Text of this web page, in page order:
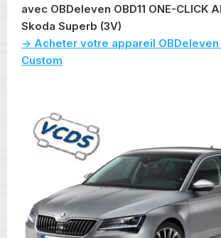
avec OBDeleven OBD11 ONE-CLICK
Skoda Superb (3V)
-> Acheter votre appareil OBDeleven
Custom